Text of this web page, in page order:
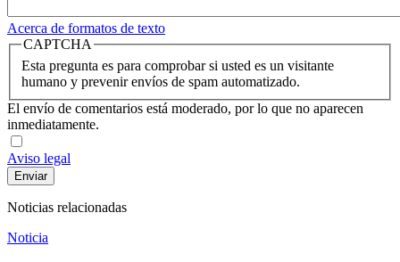
Acerca de formatos de texto
CAPTCHA
Esta pregunta es para comprobar si usted es un visitante
humano y prevenir envíos de spam automatizado.
El envío de comentarios está moderado, por lo que no aparecen
inmediatamente.
Aviso legal
Noticias relacionadas
Noticia